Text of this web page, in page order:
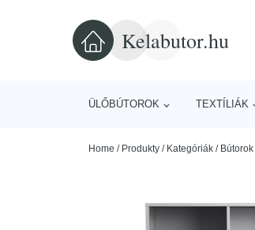
Kelabutor.hu
ÜLŐBÚTOROK TEXTÍLIÁK
Home / Produkty / Kategóriák / Bútorok